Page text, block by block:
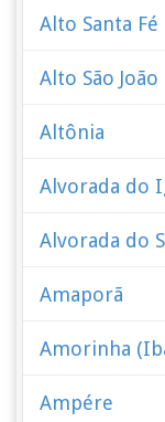
Alto Santa Fé
Alto São
Altônia
Alvorada do
Alvorada do
Amaporã
Amorinha
Ampére